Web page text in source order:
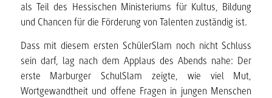
als Teil des Hessischen Ministeriums für Kultus, Bildung
und Chancen für die Förderung von Talenten zuständig ist.
Dass mit diesem ersten SchülerSlam noch nicht Schluss
sein darf, lag nach dem Applaus des Abends nahe: Der
erste Marburger SchulSlam zeigte, wie viel Mut,
Wortgewandtheit und offene Fragen in jungen Menschen